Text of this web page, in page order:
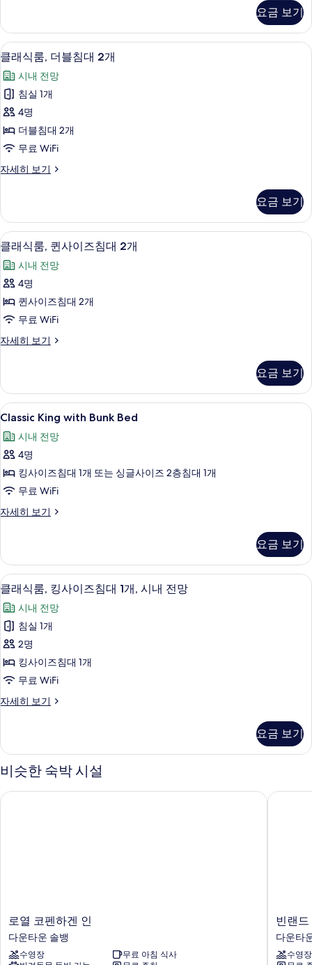
즈
침
대
1
개
및
소
파
베
진
모
두
보
기
룸,
킹
사
즈
침
대
개
및
소
파
세
히
보
기
요금 보기
클
래
식
룸,
더
블
대
개
사
진
모
두
보
기
클래식룸, 더블침대 2개 | 저자극성 침
8
클래식룸, 더블침대 2개
시내 전망
침실 1개
4명
더블침대 2개
무료 WiFi
자세히 보기
클
더
블
침
2
개
세
히
기
요금 보기
클
래
식
룸,
퀸
이
침
대
2
개
사
진
모
두
클래식룸, 퀸사이즈침대 2개 | 저자극
4
클래식룸, 퀸사이즈침대 2개
시내 전망
4명
퀸사이즈침대 2개
무료 WiFi
자세히 보기
클
퀸
사
이
침
대
개
자
히
요금 보기
Classic
King
with
Bunk
Bed
사
진
보
기
Classic King with Bunk Bed | 저자극
4
Classic King with Bunk Bed
시내 전망
4명
킹사이즈침대 1개 또는 싱글사이즈 2층침대 1개
무료 WiFi
자세히 보기
Classic
Bed
자
세
보
기
요금 보기
클
래
식
룸,
킹
사
즈
대
1
개,
시
두
보
기
저자극성 침구, 암막 커튼, 다리미/다
3
클래식룸, 킹사이즈침대 1개, 시내 전망
시내 전망
침실 1개
2명
킹사이즈침대 1개
무료 WiFi
자세히 보기
클
킹
사
이
침
요금 보기
비슷한 숙박 시설
로
열
코
펜
로열 코펜하겐 인
다운타운 솔뱅
수영장
무료 아침 식사
로열 코펜하겐 인
빈
랜
드
호
빈랜
다운타
수영장
빈랜드